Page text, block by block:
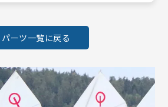
パーツ一覧に戻る